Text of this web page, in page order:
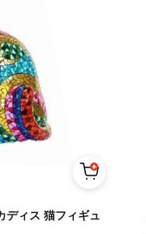
ディス 猫フィギュ